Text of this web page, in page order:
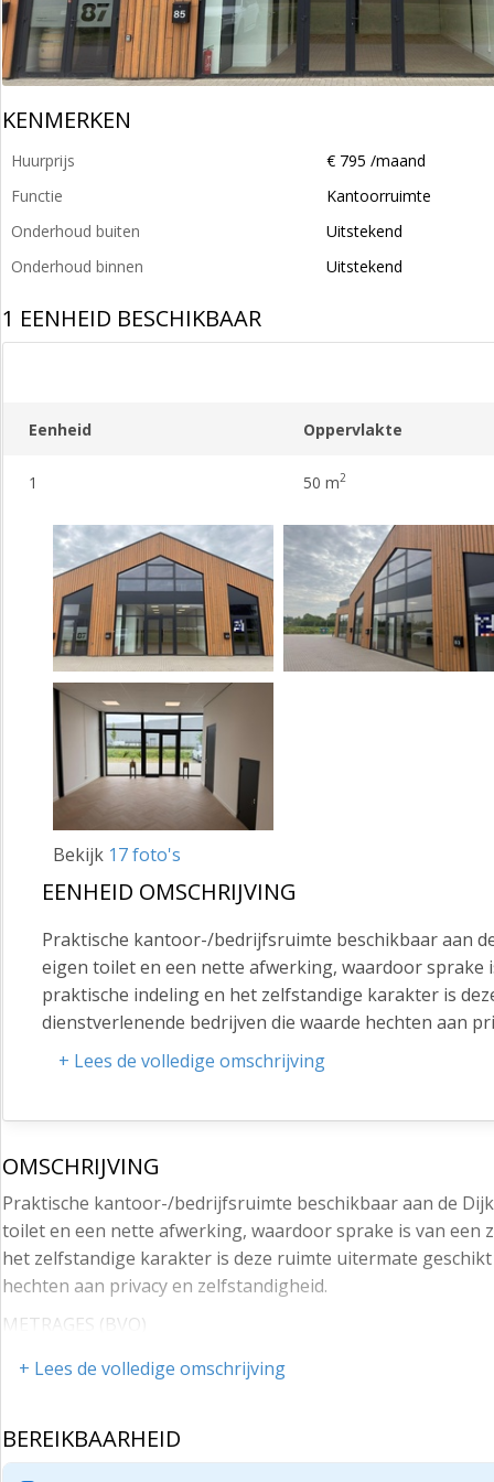
KENMERKEN
Huurprijs
€ 795 /maand
Functie
Kantoorruimte
Onderhoud buiten
Uitstekend
Onderhoud binnen
Uitstekend
1 EENHEID BESCHIKBAAR
Eenheid Oppervlakte
1 50 m2
Bekijk 17 foto's
EENHEID OMSCHRIJVING
Praktische kantoor-/bedrijfsruimte beschikbaar aan
eigen toilet en een nette afwerking, waardoor
praktische indeling en het zelfstandige karakter is
dienstverlenende bedrijven die waarde hechten aan
METRAGES (BVO)
Bij het object zijn twee privéparkeerplaatsen
parkeergelegenheid beschikbaar.
LIGGING EN BEREIKBAARHEID
De kantoor-/bedrijfsruimte is gelegen op
Gorinchem en de omliggende regio goed aan te rijden.
andere Vianen, Utrecht en omliggende plaatsen.
BESTEMMING
+ Lees de volledige omschrijving
OMSCHRIJVING
Praktische kantoor-/bedrijfsruimte beschikbaar aan de
toilet en een nette afwerking, waardoor sprake is van
het zelfstandige karakter is deze ruimte uitermate
hechten aan privacy en zelfstandigheid.
METRAGES (BVO)
Totale oppervlakte: circa 50 m2
Bij het object zijn twee privéparkeerplaatsen aanwezig.
beschikbaar.
+ Lees de volledige omschrijving
BEREIKBAARHEID